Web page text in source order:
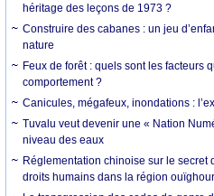
héritage des leçons de 1973 ?
Construire des cabanes : un jeu
nature
Feux de forêt : quels sont les facteurs
comportement ?
Canicules, mégafeux, inondations :
Tuvalu veut devenir une « Nation
niveau des eaux
Réglementation chinoise sur le secret
droits humains dans la région